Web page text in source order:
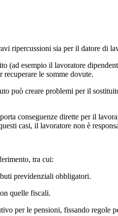
ripercussioni sia per il datore di
(ad esempio il lavoratore
le somme dovute.
può creare problemi per il
conseguenze dirette per il
casi, il lavoratore non è
tra cui:
previdenziali obbligatori.
quelle fiscali.
per le pensioni, fissando regole